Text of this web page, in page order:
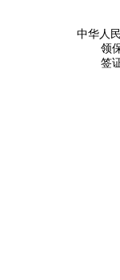
中华人
领
签